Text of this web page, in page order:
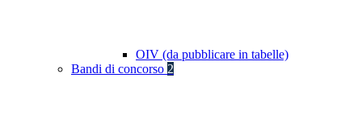
OIV (da pubblicare in tabelle)
Bandi di concorso 2